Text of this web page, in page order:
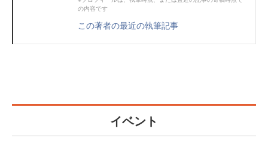
の内容です
この著者の最近の執筆記事
イベント